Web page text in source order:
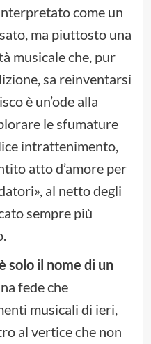
come un
ma piuttosto una
musicale che, pur
sa reinventarsi
è un’ode alla
le sfumature
intrattenimento,
atto d’amore per
al netto degli
sempre più
solo il nome di un
fede che
musicali di ieri,
al vertice che non